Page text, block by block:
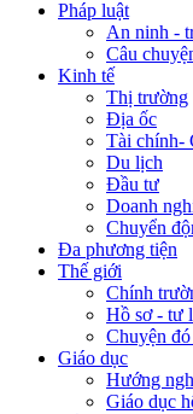
Pháp luật
An ninh -
Câu
Kinh tế
Thị trường
Địa ốc
Tài chính-
Du lịch
Đầu tư
Doanh
Chuyển
Đa phương tiện
Thế giới
Chính
Hồ sơ - tư
Chuyện
Giáo dục
Hướng
Giáo dục